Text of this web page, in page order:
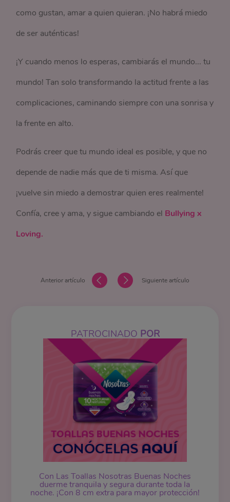
como gustan, amar a quien quieran. ¡No habrá miedo
de ser auténticas!
¡Y cuando menos lo esperas, cambiarás el mundo... tu
mundo! Tan solo transformando la actitud frente a las
complicaciones, caminando siempre con una sonrisa y
la frente en alto.
Podrás creer que tu mundo ideal es posible, y que no
depende de nadie más que de ti misma. Así que
¡vuelve sin miedo a demostrar quien eres realmente!
Confía, cree y ama, y sigue cambiando el Bullying x
Loving.
Anterior artículo Siguiente artículo
PATROCINADO POR
Con Las Toallas Nosotras Buenas Noches
duerme tranquila y segura durante toda la
noche. ¡Con 8 cm extra para mayor protección!